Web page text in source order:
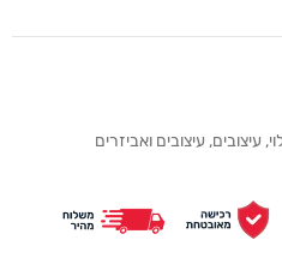
, עיצובים, עיצובים ואביזרים